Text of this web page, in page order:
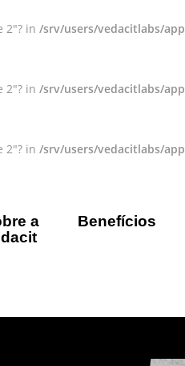
2"? in /srv/users/vedacitlabs/
2"? in /srv/users/vedacitlabs/
2"? in /srv/users/vedacitlabs/
a
Benefícios